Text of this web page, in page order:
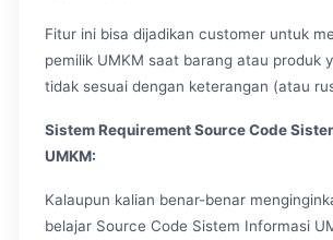
Fitur ini bisa dijadikan customer untuk
pemilik UMKM saat barang atau produk
tidak sesuai dengan keterangan (atau
Sistem Requirement Source Code
UMKM:
Kalaupun kalian benar-benar
belajar Source Code Sistem Informasi